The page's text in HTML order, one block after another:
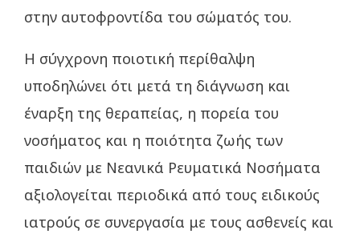
στην αυτοφροντίδα του σώματός του.
Η σύγχρονη ποιοτική περίθαλψη
υποδηλώνει ότι μετά τη διάγνωση και
έναρξη της θεραπείας, η πορεία του
νοσήματος και η ποιότητα ζωής των
παιδιών με Νεανικά Ρευματικά Νοσήματα
αξιολογείται περιοδικά από τους ειδικούς
ιατρούς σε συνεργασία με τους ασθενείς και